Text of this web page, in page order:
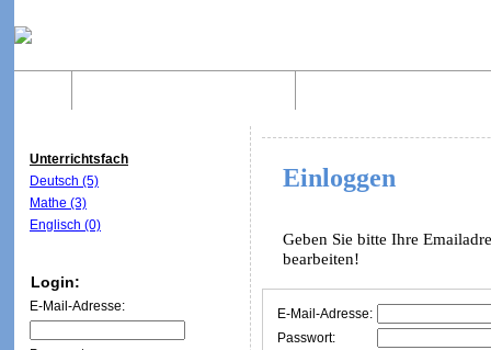
Unterrichtsfach
Deutsch (5)
Mathe (3)
Englisch (0)
Login:
E-Mail-Adresse:
Einloggen
Geben Sie bitte Ihre
bearbeiten!
E-Mail-Adresse:
Passwort: